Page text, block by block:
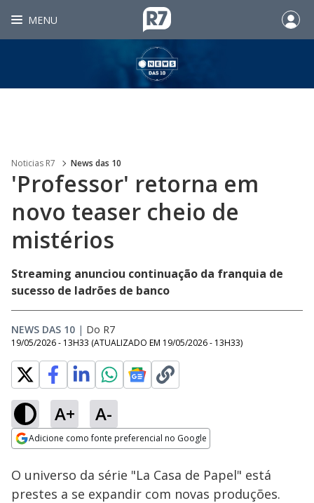
MENU
Noticias R7 News das 10
'Professor' retorna em
novo teaser cheio de
mistérios
Streaming anunciou continuação da franquia de
sucesso de ladrões de banco
NEWS DAS 10 | Do R7
19/05/2026 - 13H33 (ATUALIZADO EM 19/05/2026 - 13H33)
A+ A-
Adicione como fonte preferencial no Google
Ativar
97.63%
O universo da série "La Casa de Papel" está
prestes a se expandir com novas produções.